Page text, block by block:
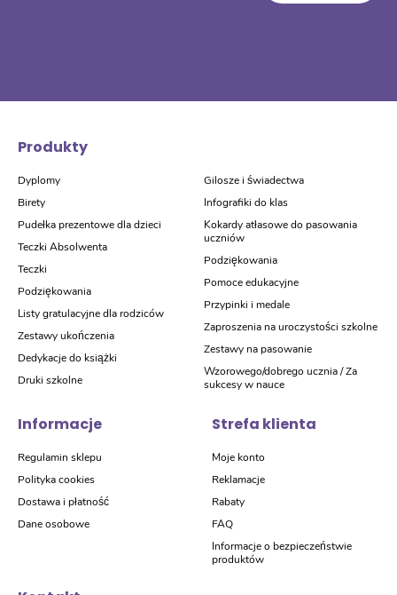
Produkty
Dyplomy
Birety
Pudełka prezentowe dla dzieci
Teczki Absolwenta
Teczki
Podziękowania
Listy gratulacyjne dla rodziców
Zestawy ukończenia
Dedykacje do książki
Druki szkolne
Gilosze i świadectwa
Infografiki do klas
Kokardy atłasowe do pasowania
uczniów
Podziękowania
Pomoce edukacyjne
Przypinki i medale
Zaproszenia na uroczystości szkolne
Zestawy na pasowanie
Wzorowego/dobrego ucznia / Za
sukcesy w nauce
Informacje
Regulamin sklepu
Polityka cookies
Dostawa i płatność
Dane osobowe
Strefa klienta
Moje konto
Reklamacje
Rabaty
FAQ
Informacje o bezpieczeństwie
produktów